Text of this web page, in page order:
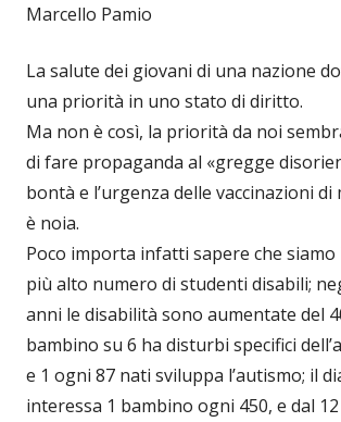
Marcello Pamio
La salute dei giovani di una nazione
una priorità in uno stato di diritto.
Ma non è così, la priorità da noi
di fare propaganda al «gregge
bontà e l’urgenza delle vaccinazioni di
è noia.
Poco importa infatti sapere che siamo
più alto numero di studenti disabili;
anni le disabilità sono aumentate del
bambino su 6 ha disturbi specifici
e 1 ogni 87 nati sviluppa l’autismo; il
interessa 1 bambino ogni 450, e dal 12